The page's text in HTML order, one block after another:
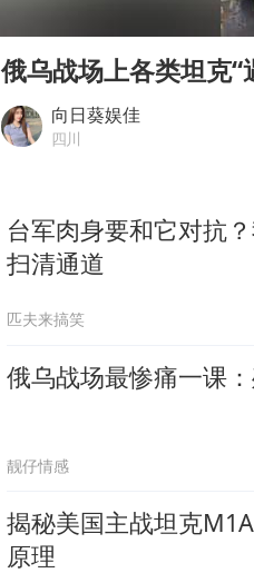
美媒称
985博士
俄乌战场上各类坦克“
向日葵娱佳
四川
台军肉身要和它对抗
扫清通道
匹夫来搞笑
俄乌战场最惨痛一课
靓仔情感
揭秘美国主战坦克
原理